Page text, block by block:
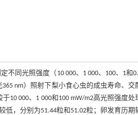
同光照强度（10 000、1 000、100、1和
365 nm）照射下梨小食心虫的成虫寿命、
000、1 000和100 mW/m2高光照强度处
低，分别为51.44粒和51.02粒；卵发育历期